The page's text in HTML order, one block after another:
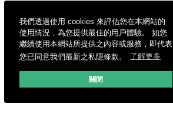
我們透過使用 cookies 來評估您在本網站的
使用情況，為您提供最佳的用戶體驗。 如您
繼續使用本網站所提供之內容或服務，即代表
您已同意我們最新之私隱條款。
了解更多
關閉